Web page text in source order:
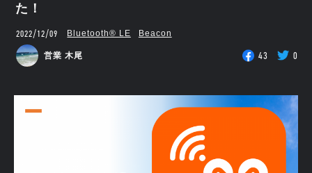
た！
2022/12/09 Bluetooth®︎ LE Beacon
営業 木尾 43 0